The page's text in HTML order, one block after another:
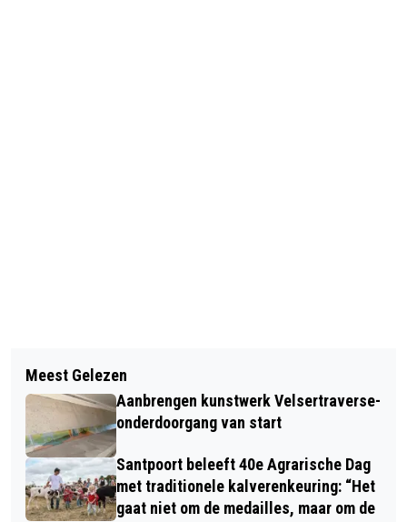
KUNST DOOR DE BRIEVENBUS: OM DE
WEEK EEN CADEAUTJE OM HELEMAAL
VROLIJK VAN TE WORDEN
GROTE NAMEN AAN START NN DAM
TOT DAMLOOP; RECORD AANTAL
DEELNEMERS OP 10 ENGELSE MIJL
Meest Gelezen
Aanbrengen kunstwerk Velsertraverse-
onderdoorgang van start
Santpoort beleeft 40e Agrarische Dag
met traditionele kalverenkeuring: “Het
gaat niet om de medailles, maar om de